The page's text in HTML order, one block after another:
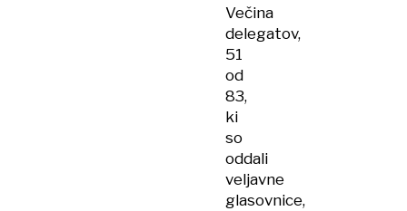
Večina
delegatov,
51
od
83,
ki
so
oddali
veljavne
glasovnice,